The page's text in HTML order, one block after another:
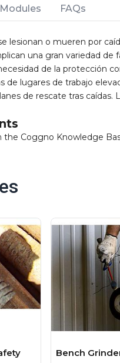
FAQs
lesionan o mueren por
una gran variedad de
de la protección
de lugares de trabajo
de rescate tras
the Coggno Knowledge
Bench